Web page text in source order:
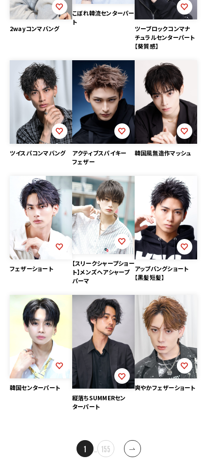
2wayコンマバング
こぼれ韓流センターパー
ト
ツーブロックコンマナ
チュラルセンターパート
【葵質感】
ツイスパコンマバング
アクティブスパイキー
フェザー
韓国風無造作マッシュ
フェザーショート
【スリークシャープショー
ト】メンズヘアシャープ
パーマ
アップバングショート
【黒髪短髪】
韓国センターパート
縦落ちSUMMERセン
ターパート
爽やかフェザーショート
1 … 155